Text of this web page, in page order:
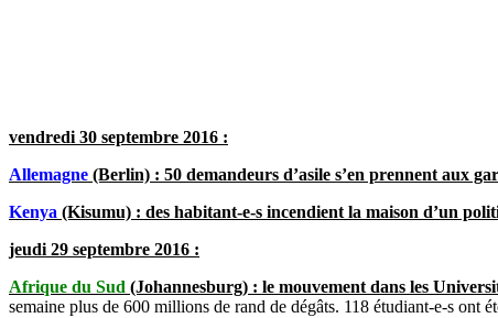
vendredi 30 septembre 2016 :
Allemagne (Berlin) : 50 demandeurs d’asile s’en prennent aux
Kenya (Kisumu) : des habitant-e-s incendient la maison d’un
jeudi 29 septembre 2016 :
Afrique du Sud (Johannesburg) : le mouvement dans les
semaine plus de 600 millions de rand de dégâts. 118 étudiant-e-s ont